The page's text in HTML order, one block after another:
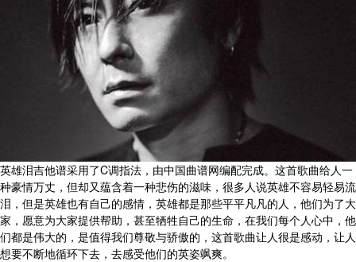
英雄泪吉他谱采用了C调指法，由中国曲谱网编配完成。这首歌曲给人一
种豪情万丈，但却又蕴含着一种悲伤的滋味，很多人说英雄不容易轻易流
泪，但是英雄也有自己的感情，英雄都是那些平平凡凡的人，他们为了大
家，愿意为大家提供帮助，甚至牺牲自己的生命，在我们每个人心中，他
们都是伟大的，是值得我们尊敬与骄傲的，这首歌曲让人很是感动，让人
想要不断地循环下去，去感受他们的英姿飒爽。